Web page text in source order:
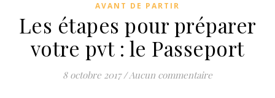
AVANT DE PARTIR
Les étapes pour préparer
votre pvt : le Passeport
8 octobre 2017 /Aucun commentaire